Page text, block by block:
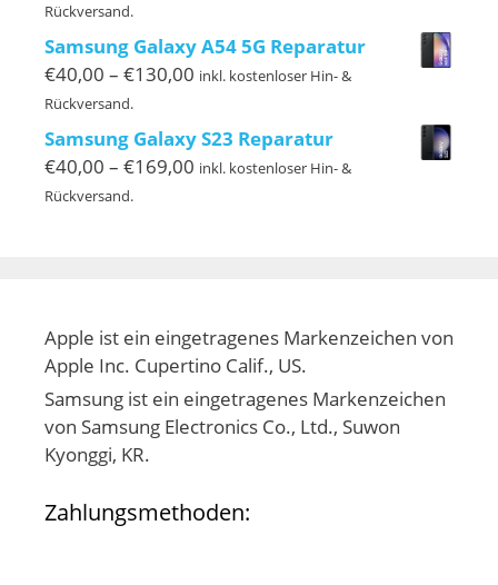
bis
€150,00
Rückversand.
Samsung Galaxy A54 5G Reparatur
€40,00 – €130,00 Preisspanne:
bis
€130,00
inkl. kostenloser Hin- &
Rückversand.
Samsung Galaxy S23 Reparatur
€40,00 – €169,00 Preisspanne:
inkl. kostenloser Hin- &
Rückversand.
Apple ist ein eingetragenes Markenzeichen von
Apple Inc. Cupertino Calif., US.
Samsung ist ein eingetragenes Markenzeichen
von Samsung Electronics Co., Ltd., Suwon
Kyonggi, KR.
Zahlungsmethoden: